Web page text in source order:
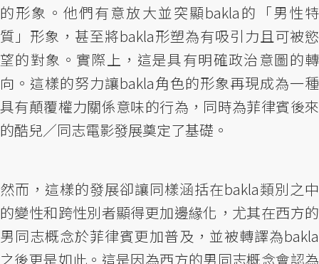
的形象。他們有意放大並突顯bakla的「男性特
質」形象，甚至將bakla形塑為有吸引力且可被慾
望的對象。實際上，這是具有明確政治意圖的轉
向。這樣的努力讓bakla角色的形象再現成為一種
具有顛覆權力關係意味的行為，同時為菲律賓後來
的酷兒／同志電影發展奠定了基礎。
然而，這樣的發展卻讓同樣涵括在bakla類別之中
的變性和跨性別者顯得更加邊緣化，尤其在西方的
男同志概念於菲律賓更加普及，並被轉譯為bakla
之後更是如此。這是因為西方的男同志概念會認為